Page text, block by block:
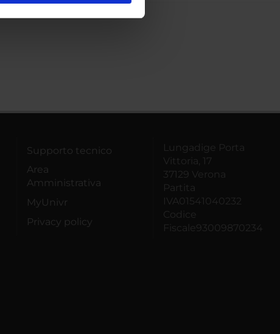
Supporto tecnico
Area
Amministrativa
MyUnivr
Privacy policy
Lungadige Porta
Vittoria, 17
37129 Verona
Partita
IVA01541040232
Codice
Fiscale93009870234